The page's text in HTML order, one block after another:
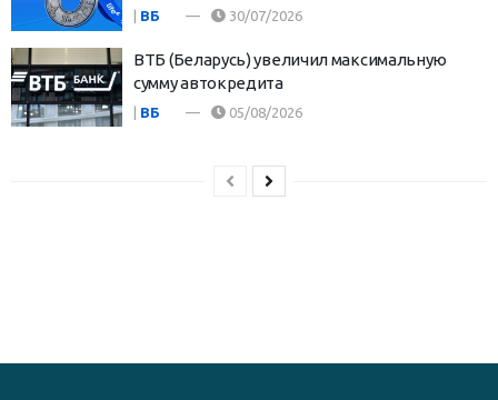
ВБ 30/07/2026
ВТБ (Беларусь) увеличил максимальную
сумму автокредита
| ВБ 05/08/2026